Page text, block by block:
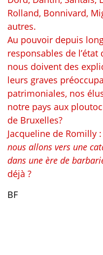
Rolland, Bonnivard,
autres.
Au pouvoir depuis
responsables de l’état
nous doivent des
leurs graves
patrimoniales, nos
notre pays aux
de Bruxelles?
Jacqueline de Romilly :
nous allons vers une
dans une ère de barbarie
déjà ?
BF